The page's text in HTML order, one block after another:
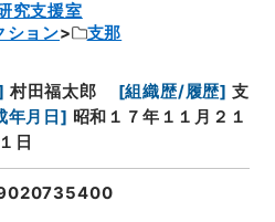
究支援室
ション
支那
村田福太郎 [組織歴/履歴] 支
年月日 ] 昭和１７年１１月２１
日